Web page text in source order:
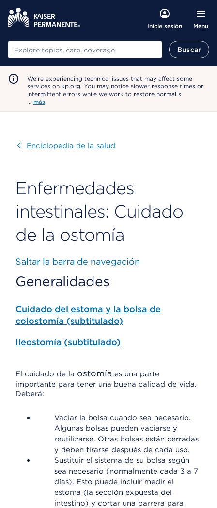
Inicie sesión Menu
Buscar Buscar
We're experiencing technical issues that may affect some
services on kp.org. You may notice slower response times or
intermittent errors while we work to restore normal s
… más
Visitar
Enciclopedia de la salud
Enfermedades
intestinales: Cuidado
de la ostomía
Saltar la barra de navegación
Generalidades
Cuidado del estoma y la bolsa de
colostomía (subtitulado)
Ileostomía (subtitulado)
El cuidado de la ostomía es una parte
importante para tener una buena calidad de vida.
Deberá:
Vaciar la bolsa cuando sea necesario.
Algunas bolsas pueden vaciarse y
reutilizarse. Otras bolsas están cerradas
y deben tirarse después de cada uso.
Sustituir el sistema de su bolsa según
sea necesario (normalmente cada 3 a 7
días). Esto puede incluir medir el
estoma (la sección expuesta del
intestino) y cortar una barrera para